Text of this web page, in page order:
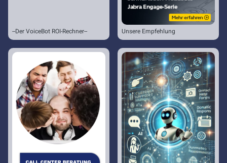
--Der VoiceBot ROI-Rechner-- Unsere Empfehlung